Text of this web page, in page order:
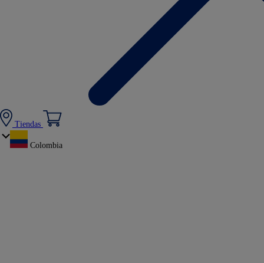
Tiendas
Colombia